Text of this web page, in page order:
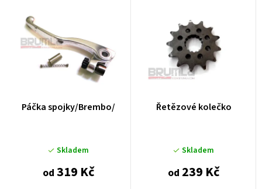
Páčka spojky/Brembo/
Skladem
od 319 Kč
Řetězové kolečko
Skladem
od 239 Kč